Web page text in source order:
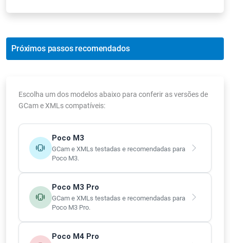
Próximos passos recomendados
Escolha um dos modelos abaixo para conferir as versões de
GCam e XMLs compatíveis:
Poco M3
GCam e XMLs testadas e recomendadas para
Poco M3.
Poco M3 Pro
GCam e XMLs testadas e recomendadas para
Poco M3 Pro.
Poco M4 Pro